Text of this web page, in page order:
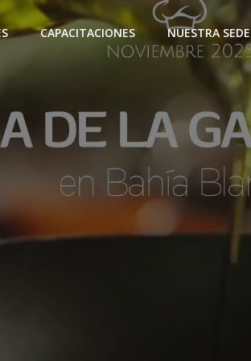
CAPACITACIONES NUESTRA SEDE